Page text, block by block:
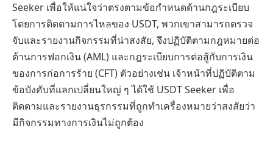
Seeker เพื่อให้แน่ใจว่าตรงตามข้อกำหนดด้านกฎระเบียบ
โดยการติดตามการไหลของ USDT, พวกเขาสามารถตรวจ
จับและรายงานกิจกรรมที่น่าสงสัย, จึงปฏิบัติตามกฎหมายต่อ
ต้านการฟอกเงิน (AML) และกฎระเบียบการต่อสู้กับการเงิน
ของการก่อการร้าย (CFT) ตัวอย่างเช่น เจ้าหน้าที่ปฏิบัติตาม
ข้อบังคับที่แลกเปลี่ยนใหญ่ ๆ ได้ใช้ USDT Seeker เพื่อ
ติดตามและรายงานธุรกรรมที่ถูกทำเครื่องหมายว่าสงสัยว่า
มีกิจกรรมทางการเงินไม่ถูกต้อง